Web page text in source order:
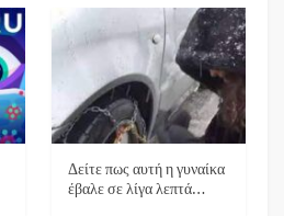
Δείτε πως αυτή η γυναίκα
έβαλε σε λίγα λεπτά…